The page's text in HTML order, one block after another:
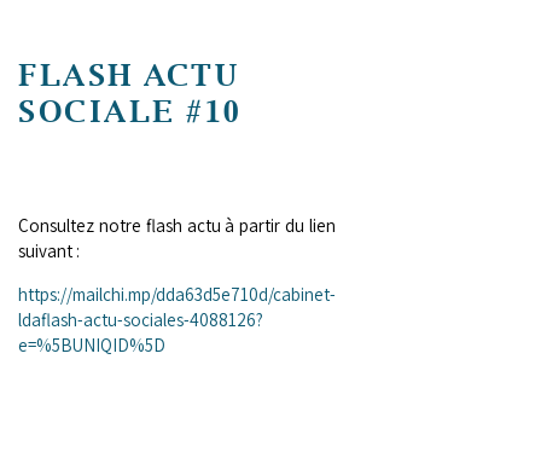
FLASH ACTU
SOCIALE #10
Consultez notre flash actu à partir du lien
suivant :
https://mailchi.mp/dda63d5e710d/cabinet-
ldaflash-actu-sociales-4088126?
e=%5BUNIQID%5D